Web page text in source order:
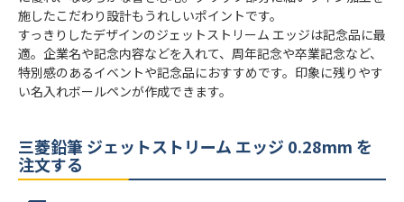
インクカラー
黒
本体カラー
4色より選択
最小ロット
30本
のし
不可
最短出荷予定日
校了後14営業日後出荷
施したこだわり設計もうれしいポイントです。
すっきりしたデザインのジェットストリーム エッジは記念品に最
適。企業名や記念内容などを入れて、周年記念や卒業記念など、
特別感のあるイベントや記念品におすすめです。印象に残りやす
い名入れボールペンが作成できます。
三菱鉛筆 ジェットストリーム エッジ 0.28mm を
注文する